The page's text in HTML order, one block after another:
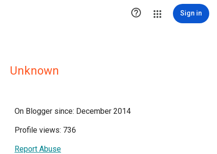
 Sign in
Unknown
On Blogger since: December 2014
Profile views: 736
Report Abuse